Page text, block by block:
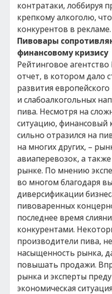
контратаки, лоббируя
крепкому алкоголю,
конкурентов в рекламе.
Пивовары
финансовому кризису
Рейтинговое
отчет, в котором дало
развития
и слабоалкогольных
пива. Несмотря на
ситуацию, финансовый
сильно отразился на
на многих других, –
авиаперевозок, а
рынке. По мнению
во многом благодаря
диверсификации
пивоваренных
последнее время
конкурентами.
производители пива,
насыщенность рынка,
повышать продажи.
рынка и эксперты
экономическая